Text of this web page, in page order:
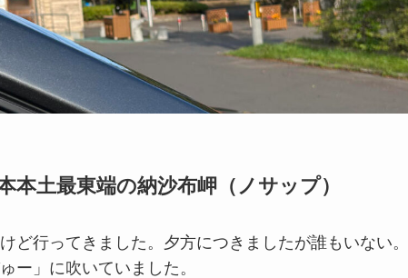
本土最東端の納沙布岬（ノサップ）
ど行ってきました。夕方につきましたが誰もいない。
ー」に吹いていました。